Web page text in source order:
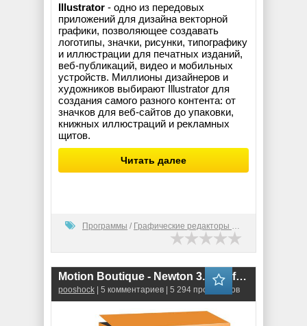
Illustrator - одно из передовых
приложений для дизайна векторной
графики, позволяющее создавать
логотипы, значки, рисунки, типографику
и иллюстрации для печатных изданий,
веб-публикаций, видео и мобильных
устройств. Миллионы дизайнеров и
художников выбирают Illustrator для
создания самого разного контента: от
значков для веб-сайтов до упаковки,
книжных иллюстраций и рекламных
щитов.
Читать далее
Программы / Графические редакторы (2D)
Motion Boutique - Newton 3.4.24 (for After Effects)
pooshock | 5 комментариев | 5 294 просмотров